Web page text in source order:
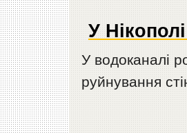
У
У водоканалі
руйнування